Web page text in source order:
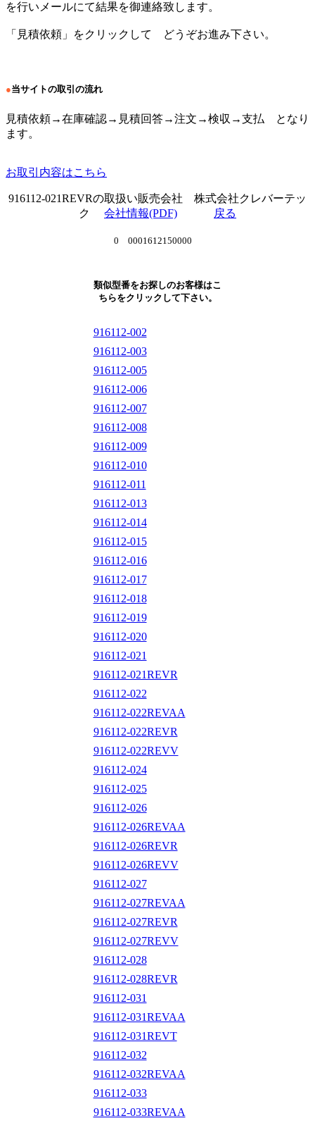
を行いメールにて結果を御連絡致します。
「見積依頼」をクリックして どうぞお進み下さい。
●当サイトの取引の流れ
見積依頼→在庫確認→見積回答→注文→検収→支払 となり
ます。
お取引内容はこちら
916112-021REVRの取扱い販売会社 株式会社クレバーテッ
ク 会社情報(PDF) 戻る
0 0001612150000
類似型番をお探しのお客様はこ
ちらをクリックして下さい。
916112-002
916112-003
916112-005
916112-006
916112-007
916112-008
916112-009
916112-010
916112-011
916112-013
916112-014
916112-015
916112-016
916112-017
916112-018
916112-019
916112-020
916112-021
916112-021REVR
916112-022
916112-022REVAA
916112-022REVR
916112-022REVV
916112-024
916112-025
916112-026
916112-026REVAA
916112-026REVR
916112-026REVV
916112-027
916112-027REVAA
916112-027REVR
916112-027REVV
916112-028
916112-028REVR
916112-031
916112-031REVAA
916112-031REVT
916112-032
916112-032REVAA
916112-033
916112-033REVAA